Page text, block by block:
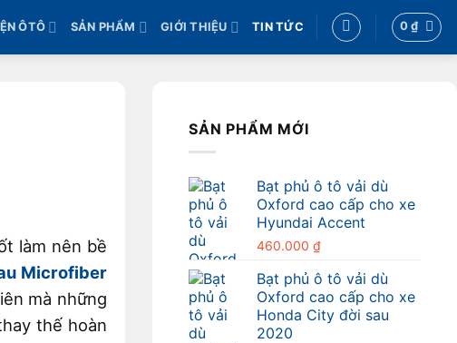
ÔTÔ SẢN PHẨM GIỚI THIỆU TIN TỨC 0₫
làm nên bề
Microfiber
mà những
thế hoàn
SẢN PHẨM MỚI
Bạt phủ ô tô vải dù
Oxford cao cấp cho xe
Hyundai Accent
460.000 ₫
Bạt phủ ô tô vải dù
Oxford cao cấp cho xe
Honda City đời sau
2020